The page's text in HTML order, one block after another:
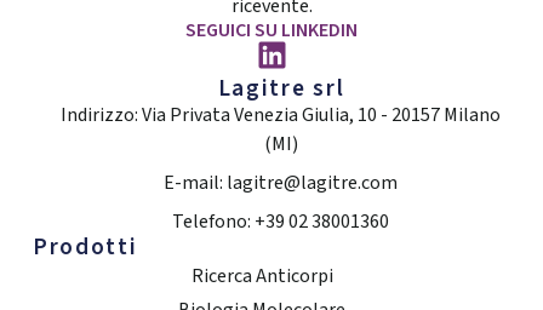
ricevente.
SEGUICI SU LINKEDIN
Prodotti
Ricerca Anticorpi
Lagitre srl
Indirizzo: Via Privata Venezia Giulia, 10 - 20157 Milano
(MI)
E-mail: lagitre@lagitre.com
Telefono: +39 02 38001360